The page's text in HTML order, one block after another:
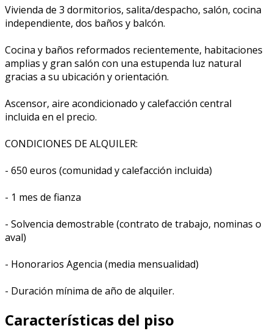
Vivienda de 3 dormitorios, salita/despacho, salón, cocina
independiente, dos baños y balcón.
Cocina y baños reformados recientemente, habitaciones
amplias y gran salón con una estupenda luz natural
gracias a su ubicación y orientación.
Ascensor, aire acondicionado y calefacción central
incluida en el precio.
CONDICIONES DE ALQUILER:
- 650 euros (comunidad y calefacción incluida)
- 1 mes de fianza
- Solvencia demostrable (contrato de trabajo, nominas o
aval)
- Honorarios Agencia (media mensualidad)
- Duración mínima de año de alquiler.
Características del piso